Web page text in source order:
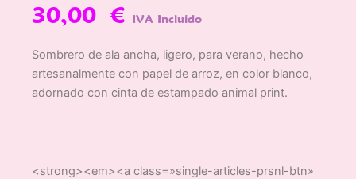
30,00 € IVA Incluido
Sombrero de ala ancha, ligero, para verano, hecho
artesanalmente con papel de arroz, en color blanco,
adornado con cinta de estampado animal print.
<strong><em><a class=»single-articles-prsnl-btn»